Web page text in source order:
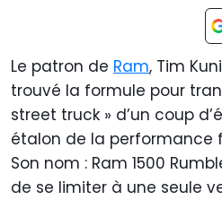
Le patron de Ram, Tim
trouvé la formule pour
street truck » d’un coup
étalon de la performance
Son nom : Ram 1500
de se limiter à une seule